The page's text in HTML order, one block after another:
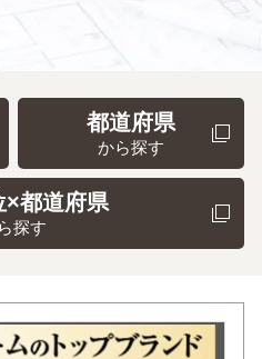
都道府県
から探す
×都道府県
探す